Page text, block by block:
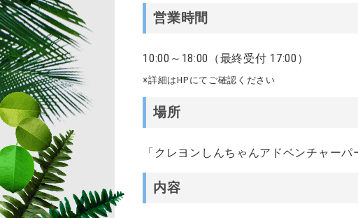
営業時間
10:00～18:00（最終受付 17:00）
※詳細はHPにてご確認ください
場所
「クレヨンしんちゃんアドベンチャー
内容